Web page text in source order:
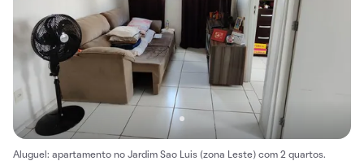
Aluguel: apartamento no Jardim Sao Luis (zona Leste) com 2 quartos.